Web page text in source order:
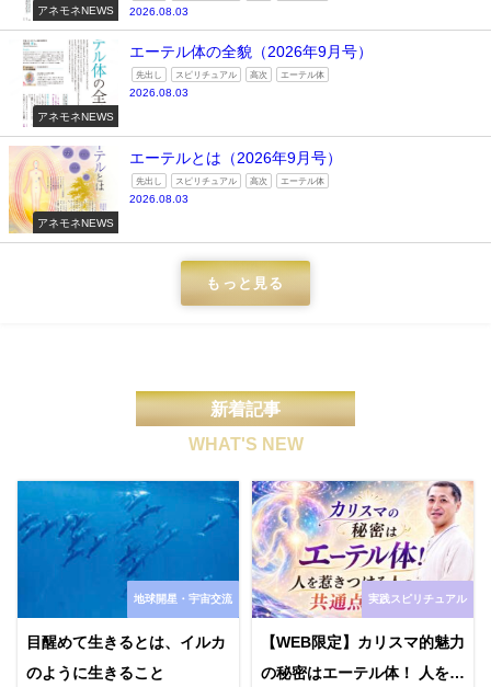
アネモネNEWS 2026.08.03
アネモネNEWS
エーテル体の全貌（2026年9月号）
先出し スピリチュアル 高次 エーテル体
2026.08.03
アネモネNEWS
エーテルとは（2026年9月号）
先出し スピリチュアル 高次 エーテル体
2026.08.03
もっと見る
新着記事
WHAT'S NEW
地球開星・宇宙交流
目醒めて生きるとは、イルカ
のように生きること
実践スピリチュアル
【WEB限定】カリスマ的魅力
の秘密はエーテル体！ 人を惹